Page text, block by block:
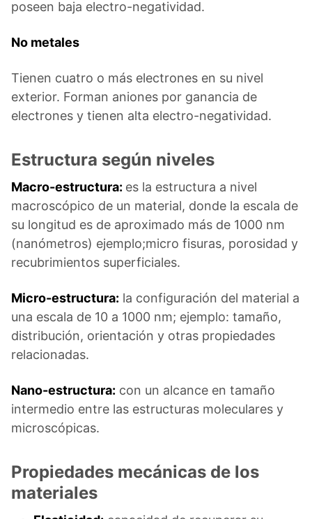
poseen baja electro-negatividad.
No metales
Tienen cuatro o más electrones en su nivel
exterior. Forman aniones por ganancia de
electrones y tienen alta electro-negatividad.
Estructura según niveles
Macro-estructura: es la estructura a nivel
macroscópico de un material, donde la escala de
su longitud es de aproximado más de 1000 nm
(nanómetros) ejemplo;micro fisuras, porosidad y
recubrimientos superficiales.
Micro-estructura: la configuración del material a
una escala de 10 a 1000 nm; ejemplo: tamaño,
distribución, orientación y otras propiedades
relacionadas.
Nano-estructura: con un alcance en tamaño
intermedio entre las estructuras moleculares y
microscópicas.
Propiedades mecánicas de los
materiales